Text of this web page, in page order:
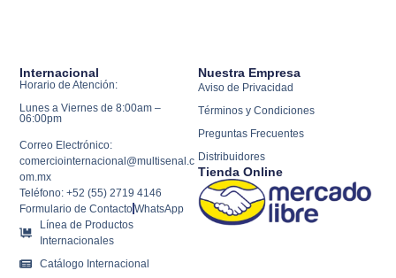
Nuestra Empresa
Aviso de Privacidad
Términos y Condiciones
Preguntas Frecuentes
Distribuidores
Tienda Online
Internacional
Horario de Atención:
Lunes a Viernes de 8:00am –
06:00pm
Correo Electrónico:
comerciointernacional@multisenal.c
om.mx
Teléfono: +52 (55) 2719 4146
Formulario de ContactoWhatsApp
Línea de Productos
Internacionales
Catálogo Internacional